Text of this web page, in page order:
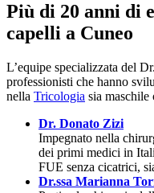
Più di 20 anni di
capelli a Cuneo
L’equipe specializzata del
professionisti che hanno
nella Tricologia sia
Dr. Donato Zizi
Impegnato nella
dei primi medici in
FUE senza cicatrici,
Dr.ssa Marianna